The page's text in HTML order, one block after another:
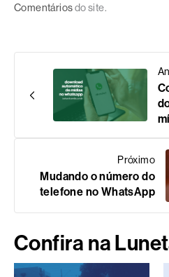
Comentáriosdo site.
Próximo
Mudando o número do
telefone no WhatsApp
Confira na